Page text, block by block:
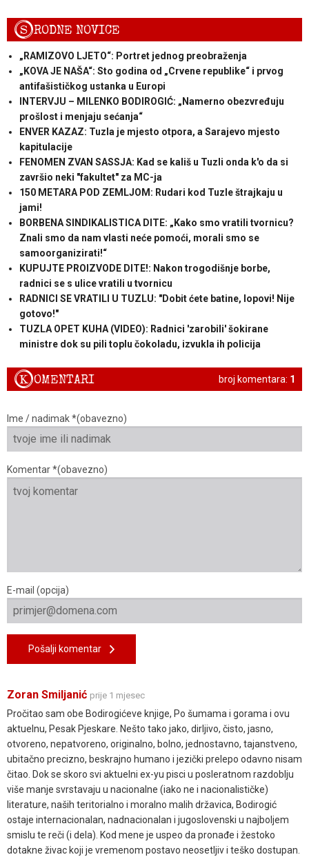
SRODNE NOVICE
„RAMIZOVO LJETO“: Portret jednog preobraženja
„KOVA JE NAŠA“: Sto godina od „Crvene republike“ i prvog
antifašističkog ustanka u Europi
INTERVJU – MILENKO BODIROGIĆ: „Namerno obezvređuju
prošlost i menjaju sećanja“
ENVER KAZAZ: Tuzla je mjesto otpora, a Sarajevo mjesto
kapitulacije
FENOMEN ZVAN SASSJA: Kad se kališ u Tuzli onda k'o da si
završio neki "fakultet" za MC-ja
150 METARA POD ZEMLJOM: Rudari kod Tuzle štrajkaju u
jami!
BORBENA SINDIKALISTICA DITE: „Kako smo vratili tvornicu?
Znali smo da nam vlasti neće pomoći, morali smo se
samoorganizirati!“
KUPUJTE PROIZVODE DITE!: Nakon trogodišnje borbe,
radnici se s ulice vratili u tvornicu
RADNICI SE VRATILI U TUZLU: "Dobit ćete batine, lopovi! Nije
gotovo!"
TUZLA OPET KUHA (VIDEO): Radnici 'zarobili' šokirane
ministre dok su pili toplu čokoladu, izvukla ih policija
broj komentara: 1
KOMENTARI
Ime / nadimak *(obavezno)
Komentar *(obavezno)
E-mail (opcija)
Pošalji komentar
Zoran Smiljanić prije 1 mjesec
Pročitao sam obe Bodirogićeve knjige, Po šumama i gorama i ovu
aktuelnu, Pesak Pjeskare. Nešto tako jako, dirljivo, čisto, jasno,
otvoreno, nepatvoreno, originalno, bolno, jednostavno, tajanstveno,
ubitačno precizno, beskrajno humano i jezički prelepo odavno nisam
čitao. Dok se skoro svi aktuelni ex-yu pisci u posleratnom razdoblju
više manje svrstavaju u nacionalne (iako ne i nacionalističke)
literature, naših teritorialno i moralno malih državica, Bodirogić
ostaje internacionalan, nadnacionalan i jugoslovenski u najboljem
smislu te reči (i dela). Kod mene je uspeo da pronađe i žestoko
dotakne živac koji je vremenom postavo neosetljiv i teško dostupan.